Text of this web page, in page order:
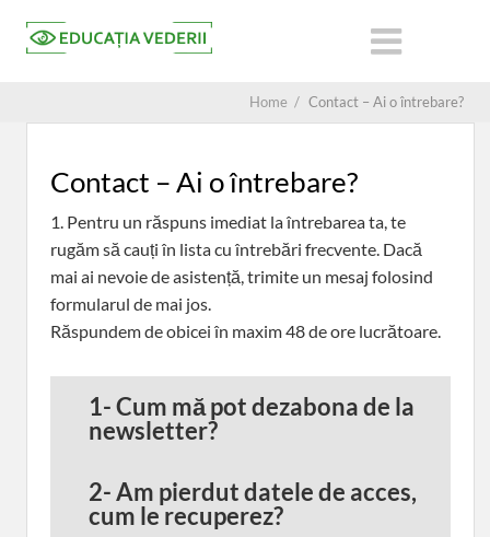
Home / Contact – Ai o întrebare?
Contact – Ai o întrebare?
1. Pentru un răspuns imediat la întrebarea ta, te
rugăm să cauți în lista cu întrebări frecvente. Dacă
mai ai nevoie de asistență, trimite un mesaj folosind
formularul de mai jos.
Răspundem de obicei în maxim 48 de ore lucrătoare.
1-Cum mă pot dezabona de la
newsletter?
2- Am pierdut datele de acces,
cum le recuperez?